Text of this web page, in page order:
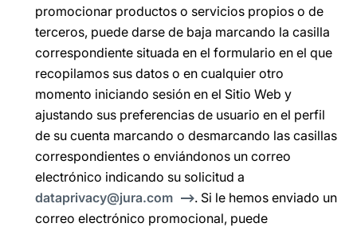
promocionar productos o servicios propios o de
terceros, puede darse de baja marcando la casilla
correspondiente situada en el formulario en el que
recopilamos sus datos o en cualquier otro
momento iniciando sesión en el Sitio Web y
ajustando sus preferencias de usuario en el perfil
de su cuenta marcando o desmarcando las casillas
correspondientes o enviándonos un correo
electrónico indicando su solicitud a
dataprivacy@jura.com
. Si le hemos enviado un
correo electrónico promocional, puede